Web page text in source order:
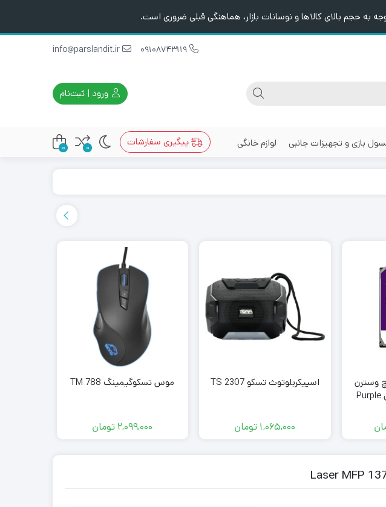
حجم بالای کالاها و نوسانات بازار، هماهنگی قبلی ضروری است.
ورود | ثبت‌نام
بازی و تجهیزات جانبی لوازم خانگی پیگیری سفارشات 0
0
3.5 اینچ وسترن
دیجیتال بنفش مدل Purple
اسپیکربلوتوث تسکو TS 2307
1,065,000 تومان
موس تسکوگیمینگ TM 788
2,099,000 تومان